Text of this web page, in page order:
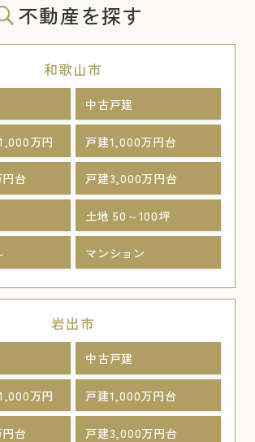
不動産を探す
和歌山市
中古戸建
万円 戸建1,000万円台
台 戸建3,000万円台
土地 50～100坪
マンション
岩出市
中古戸建
万円 戸建1,000万円台
台 戸建3,000万円台